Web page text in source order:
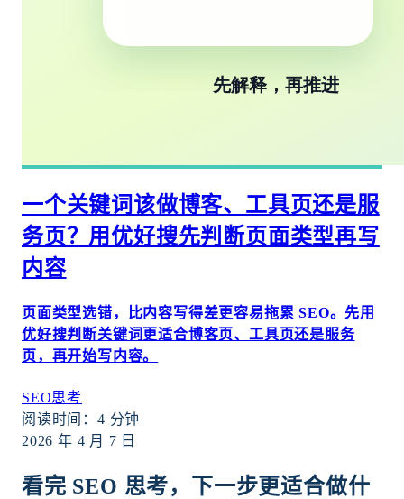
一个关键词该做博客、工具页还是服
务页？用优好搜先判断页面类型再写
内容
页面类型选错，比内容写得差更容易拖累 SEO。先用
优好搜判断关键词更适合博客页、工具页还是服务
页，再开始写内容。
SEO思考
阅读时间： 4 分钟
2026 年 4 月 7 日
看完 SEO 思考，下一步更适合做什